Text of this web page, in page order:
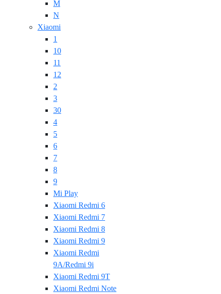
M
N
Xiaomi
1
10
11
12
2
3
30
4
5
6
7
8
9
Mi Play
Xiaomi Redmi 6
Xiaomi Redmi 7
Xiaomi Redmi 8
Xiaomi Redmi 9
Xiaomi Redmi
9A/Redmi 9i
Xiaomi Redmi 9T
Xiaomi Redmi Note